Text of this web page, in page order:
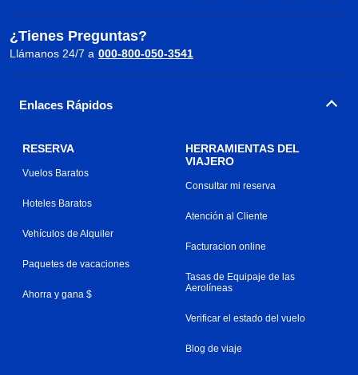
¿Tienes Preguntas?
Llámanos 24/7 a 000-800-050-3541
Enlaces Rápidos
RESERVA
Vuelos Baratos
Hoteles Baratos
Vehículos de Alquiler
Paquetes de vacaciones
Ahorra y gana $
HERRAMIENTAS DEL
VIAJERO
Consultar mi reserva
Atención al Cliente
Facturacion online
Tasas de Equipaje de las
Aerolíneas
Verificar el estado del vuelo
Blog de viaje